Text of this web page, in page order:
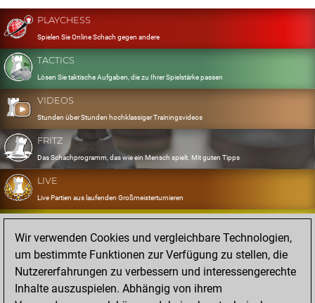
PLAYCHESS
Spielen Sie Online Schach gegen andere
TACTICS
Lösen Sie taktische Aufgaben, die zu Ihrer Spielstärke passen
VIDEOS
Stunden über Stunden hochklassiger Trainingsvideos
FRITZ
Das Schachprogramm, das wie ein Mensch spielt. Mit guten Tipps
LIVE
Live Partien aus laufenden Großmeisterturnieren
OPENINGS
Erfassen und Üben Sie Ihr Eröffnungsrepertoire
DATABASE
Acht Millionen starke Partien
Wir verwenden Cookies und vergleichbare Technologien,
um bestimmte Funktionen zur Verfügung zu stellen, die
Nutzererfahrungen zu verbessern und interessengerechte
Inhalte auszuspielen. Abhängig von ihrem